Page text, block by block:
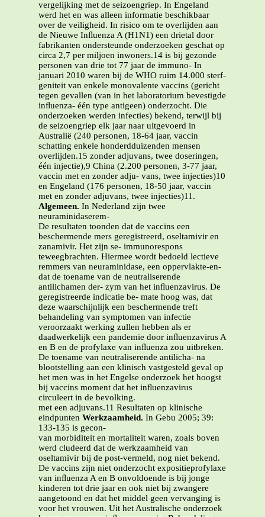
vergelijking met de seizoengriep. In Engeland
werd het en was alleen informatie beschikbaar
over de veiligheid. In risico om te overlijden aan
de Nieuwe Inﬂuenza A (H1N1) een drietal door
fabrikanten ondersteunde onderzoeken geschat op
circa 2,7 per miljoen inwoners.14 is bij gezonde
personen van drie tot 77 jaar de immuno- In
januari 2010 waren bij de WHO ruim 14.000 sterf-
geniteit van enkele monovalente vaccins (gericht
tegen gevallen (van in het laboratorium bevestigde
inﬂuenza- één type antigeen) onderzocht. Die
onderzoeken werden infecties) bekend, terwijl bij
de seizoengriep elk jaar naar uitgevoerd in
Australië (240 personen, 18-64 jaar, vaccin
schatting enkele honderdduizenden mensen
overlijden.15 zonder adjuvans, twee doseringen,
één injectie),9 China (2.200 personen, 3-77 jaar,
vaccin met en zonder adju- vans, twee injecties)10
en Engeland (176 personen, 18-50 jaar, vaccin
met en zonder adjuvans, twee injecties)11.
Algemeen. In Nederland zijn twee
neuraminidaserem-
De resultaten toonden dat de vaccins een
beschermende mers geregistreerd, oseltamivir en
zanamivir. Het zijn se- immunorespons
teweegbrachten. Hiermee wordt bedoeld lectieve
remmers van neuraminidase, een oppervlakte-en-
dat de toename van de neutraliserende
antilichamen der- zym van het inﬂuenzavirus. De
geregistreerde indicatie be- mate hoog was, dat
deze waarschijnlijk een beschermende treft
behandeling van symptomen van infectie
veroorzaakt werking zullen hebben als er
daadwerkelijk een pandemie door inﬂuenzavirus A
en B en de profylaxe van inﬂuenza zou uitbreken.
De toename van neutraliserende antilicha- na
blootstelling aan een klinisch vastgesteld geval op
het men was in het Engelse onderzoek het hoogst
bij vaccins moment dat het inﬂuenzavirus
circuleert in de bevolking.
met een adjuvans.11 Resultaten op klinische
eindpunten Werkzaamheid. In Gebu 2005; 39:
133-135 is gecon-
van morbiditeit en mortaliteit waren, zoals boven
werd cludeerd dat de werkzaamheid van
oseltamivir bij de post-vermeld, nog niet bekend.
De vaccins zijn niet onderzocht expositieprofylaxe
van inﬂuenza A en B onvoldoende is bij jonge
kinderen tot drie jaar en ook niet bij zwangere
aangetoond en dat het middel geen vervanging is
voor het vrouwen. Uit het Australische onderzoek